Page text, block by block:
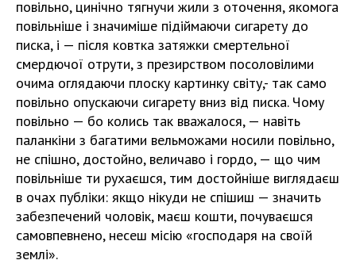
повільно, цинічно тягнучи жили з оточення, якомога
повільніше і значиміше підіймаючи сигарету до
писка, і — після ковтка затяжки смертельної
смердючої отрути, з презирством посоловілими
очима оглядаючи плоску картинку світу,- так само
повільно опускаючи сигарету вниз від писка. Чому
повільно — бо колись так вважалося, — навіть
паланкіни з багатими вельможами носили повільно,
не спішно, достойно, величаво і гордо, — що чим
повільніше ти рухаєшся, тим достойніше виглядаєш
в очах публіки: якщо нікуди не спішиш — значить
забезпечений чоловік, маєш кошти, почуваєшся
самовпевнено, несеш місію «господаря на своїй
землі».